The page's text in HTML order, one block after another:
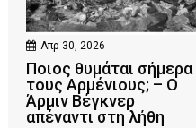
Απρ 30, 2026
Ποιος θυμάται σήμερα
τους Αρμένιους; – Ο
Άρμιν Βέγκνερ
απέναντι στη λήθη